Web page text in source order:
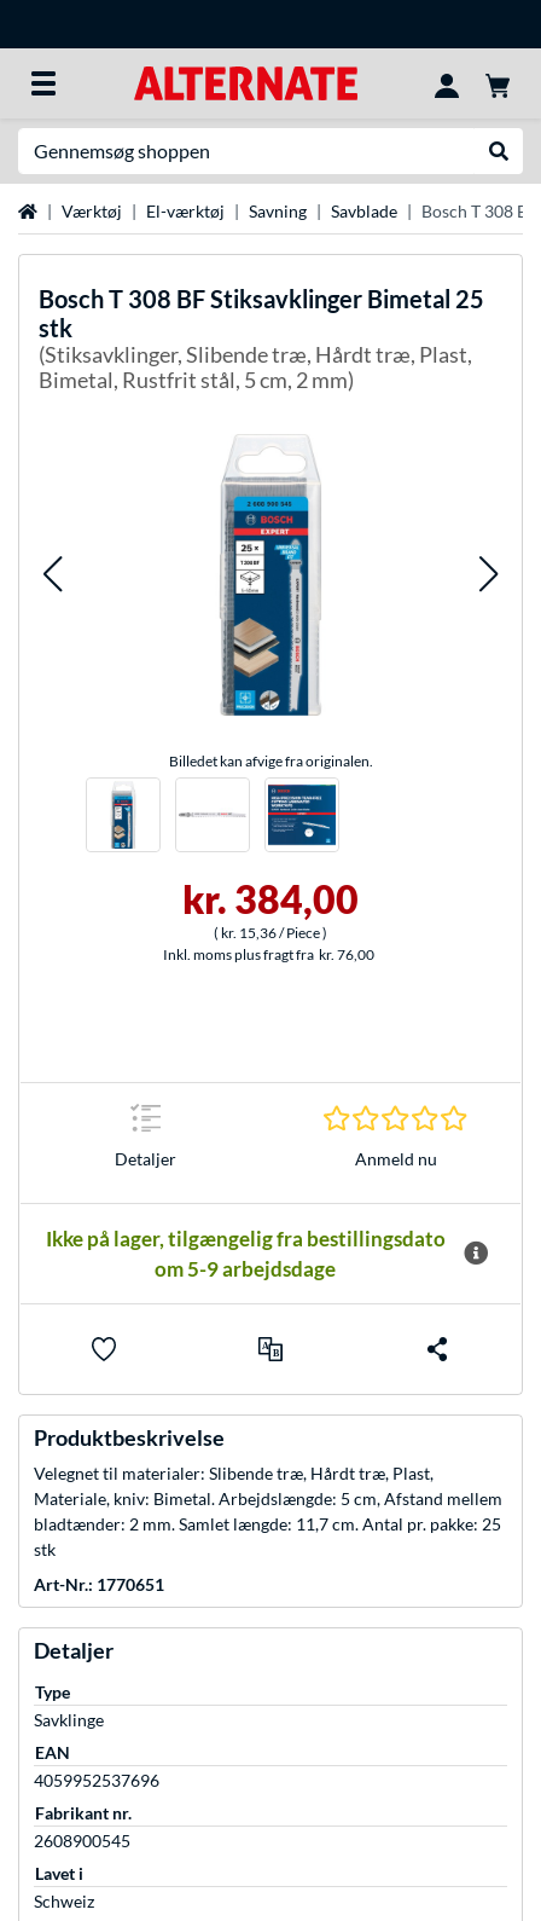
StartsideVærktøj El-værktøj Savning Savblade Bosch T 308
BoschT 308 BF Stiksavklinger Bimetal 25
stk
(Stiksavklinger, Slibende træ, Hårdt træ, Plast,
Bimetal, Rustfrit stål, 5 cm, 2 mm)
Billedet kan afvige fra originalen.
kr. 384,00
( kr. 15,36/ Piece)
Inkl. moms plus fragt fra kr. 76,00
Detaljer Anmeld nu
Ikke på lager, tilgængelig fra bestillingsdato
om 5-9 arbejdsdage
Produktbeskrivelse
Velegnet til materialer: Slibende træ, Hårdt træ, Plast,
Materiale, kniv: Bimetal. Arbejdslængde: 5 cm, Afstand mellem
bladtænder: 2 mm. Samlet længde: 11,7 cm. Antal pr. pakke: 25
stk
Art-Nr.: 1770651
Detaljer
Type
Savklinge
EAN
4059952537696
Fabrikant nr.
2608900545
Lavet i
Schweiz